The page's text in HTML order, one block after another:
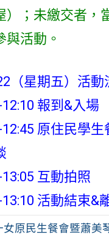
）；未繳交者，
與活動。
（星期五）活動
12:10 報到&入場
12:45 原住民學
13:05 互動拍照
13:10 活動結束&
女原民生餐會暨蕭美